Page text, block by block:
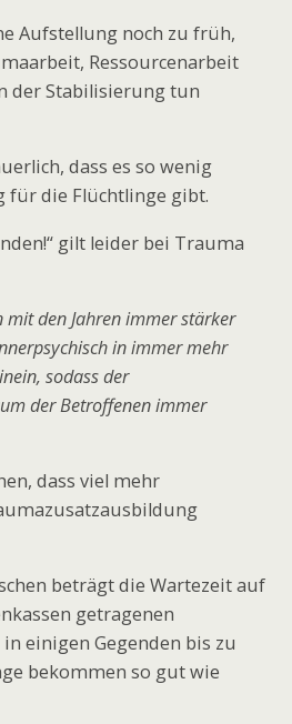
Aufstellung noch zu früh,
Ressourcenarbeit
der Stabilisierung tun
dass es so wenig
für die Flüchtlinge gibt.
gilt leider bei Trauma
mit den Jahren immer stärker
in immer mehr
sodass der
der Betroffenen immer
dass viel mehr
beträgt die Wartezeit auf
getragenen
einigen Gegenden bis zu
bekommen so gut wie